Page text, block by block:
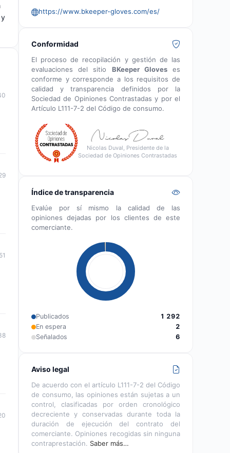
https://www.bkeeper-gloves.com/es/
Conformidad
El proceso de recopilación y gestión de las
evaluaciones del sitio BKeeper Gloveses
conforme y corresponde a los requisitos de
calidad y transparencia definidos por la
Sociedad de Opiniones Contrastadas y por el
Artículo L111-7-2 del Código de consumo.
Nicolas Duval, Presidente de la
Sociedad de Opiniones Contrastadas
Índice de transparencia
Evalúe por sí mismo la calidad de las
opiniones dejadas por los clientes de este
comerciante.
Publicados
1 292
En espera
2
Señalados
6
Aviso legal
De acuerdo con el artículo L111-7-2 del Código
de consumo, las opiniones están sujetas a un
control, clasificadas por orden cronológico
decreciente y conservadas durante toda la
duración de ejecución del contrato del
comerciante. Opiniones recogidas sin ninguna
contraprestación. Saber más…